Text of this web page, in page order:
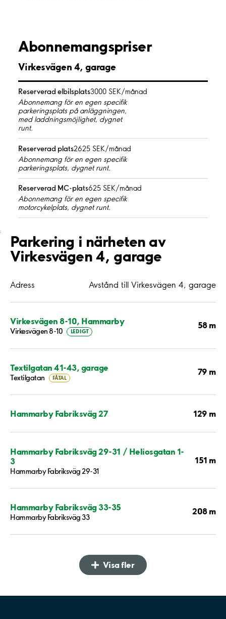
Abonnemangspriser
Virkesvägen 4, garage
Reserverad elbilsplats3000 SEK/månad
Abonnemang för en egen specifik
parkeringsplats på anläggningen,
med laddningsmöjlighet, dygnet
runt.
Reserverad plats2625 SEK/månad
Abonnemang för en egen specifik
parkeringsplats, dygnet runt.
Reserverad MC-plats625 SEK/månad
Abonnemang för en egen specifik
motorcykelplats, dygnet runt.
;
Parkering i närheten av
Virkesvägen 4, garage
Adress Avstånd till Virkesvägen 4, garage
Virkesvägen 8-10, Hammarby
Virkesvägen 8-10 LEDIGT
58 m
Textilgatan 41-43, garage
Textilgatan FÅTAL
79 m
Hammarby Fabriksväg 27 129 m
Hammarby Fabriksväg 29-31 / Heliosgatan 1-
3
Hammarby Fabriksväg 29-31
151 m
Hammarby Fabriksväg 33-35
Hammarby Fabriksväg 33
208 m
Visa fler